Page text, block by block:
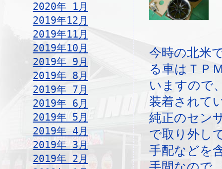
2020年 1月
2019年12月
2019年11月
2019年10月
2019年 9月
2019年 8月
2019年 7月
2019年 6月
2019年 5月
2019年 4月
2019年 3月
2019年 2月
今時の北米
る車はＴＰ
いますので
装着されて
純正のセン
で取り外し
手配などを